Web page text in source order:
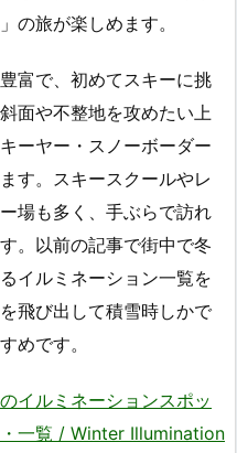
の旅が楽しめます。
富で、初めてスキーに挑
面や不整地を攻めたい上
ーヤー・スノーボーダー
す。スキースクールやレ
場も多く、手ぶらで訪れ
。以前の記事で街中で冬
イルミネーション一覧を
飛び出して積雪時しかで
めです。
イルミネーションスポッ
・一覧 / Winter Illumination